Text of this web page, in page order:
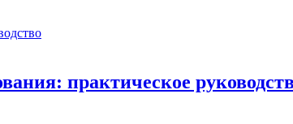
практическое